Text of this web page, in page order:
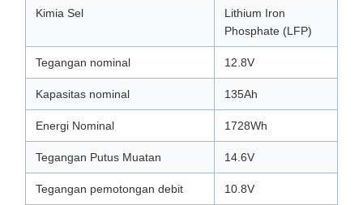
Kimia Sel
Lithium Iron
Phosphate (LFP)
Tegangan nominal 12.8V
Kapasitas nominal 135Ah
Energi Nominal 1728Wh
Tegangan Putus Muatan 14.6V
Tegangan pemotongan debit 10.8V